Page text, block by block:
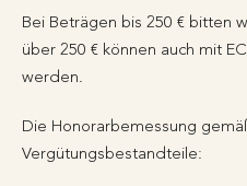
Bei Beträgen bis 250 € bitten
über 250 € können auch mit
werden.
Die Honorarbemessung
Vergütungsbestandteile: